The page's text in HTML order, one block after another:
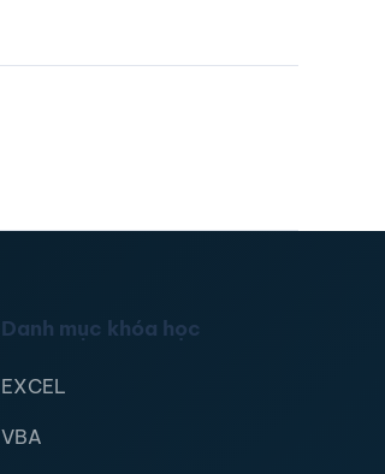
Danh mục khóa học
EXCEL
VBA